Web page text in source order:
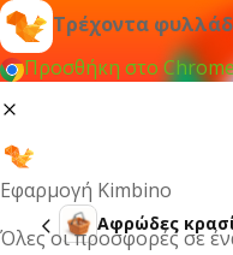
Τρέχοντα
Προσθήκη στο
Εφαρμογή Kimbino
Όλες οι προσφορές σε
Αφρώδες